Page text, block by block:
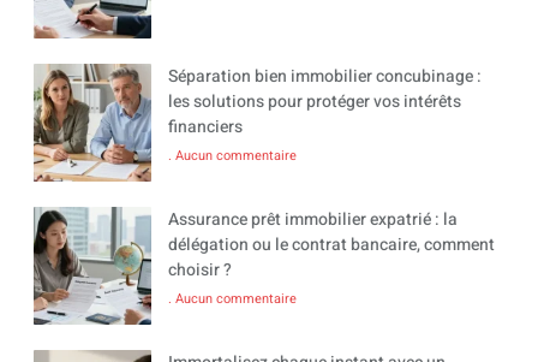
Séparation bien immobilier concubinage :
les solutions pour protéger vos intérêts
financiers
Aucun commentaire
Assurance prêt immobilier expatrié : la
délégation ou le contrat bancaire, comment
choisir ?
Aucun commentaire